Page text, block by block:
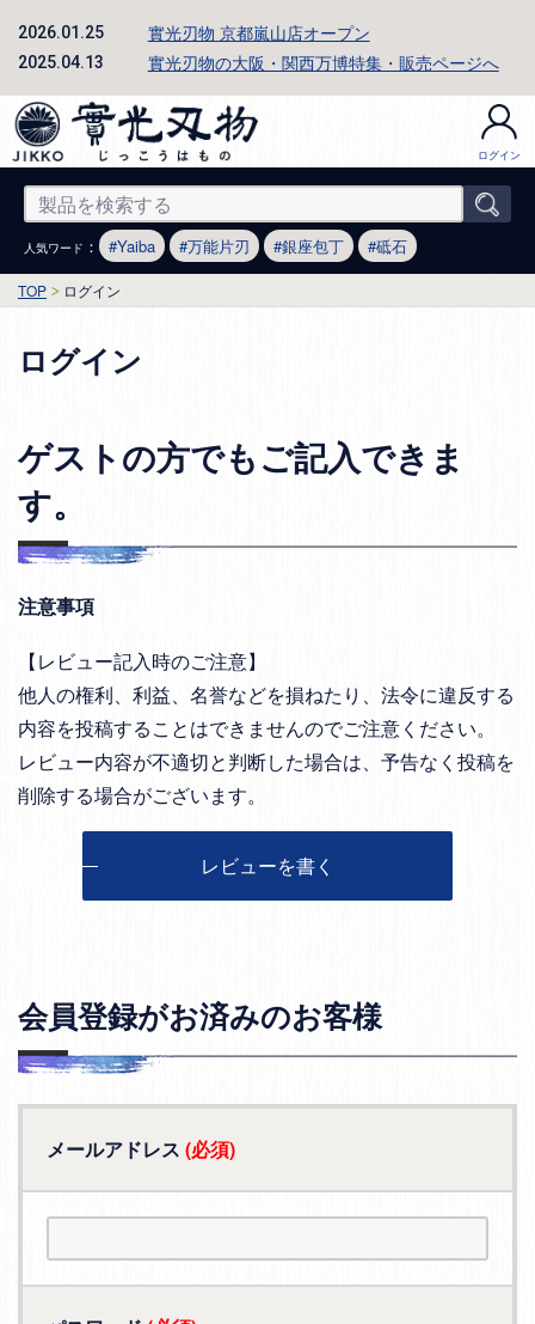
2026.01.25 實光刃物 京都嵐山店オープン
2025.04.13 實光刃物の大阪・関西万博特集・販売ページへ
ログイン
人気ワード ： Yaiba 万能片刃 銀座包丁 砥石
TOP ログイン
ログイン
ゲストの方でもご記入できま
す。
注意事項
【レビュー記入時のご注意】
他人の権利、利益、名誉などを損ねたり、法令に違反する
内容を投稿することはできませんのでご注意ください。
レビュー内容が不適切と判断した場合は、予告なく投稿を
削除する場合がございます。
レビューを書く
会員登録がお済みのお客様
メールアドレス (必須)